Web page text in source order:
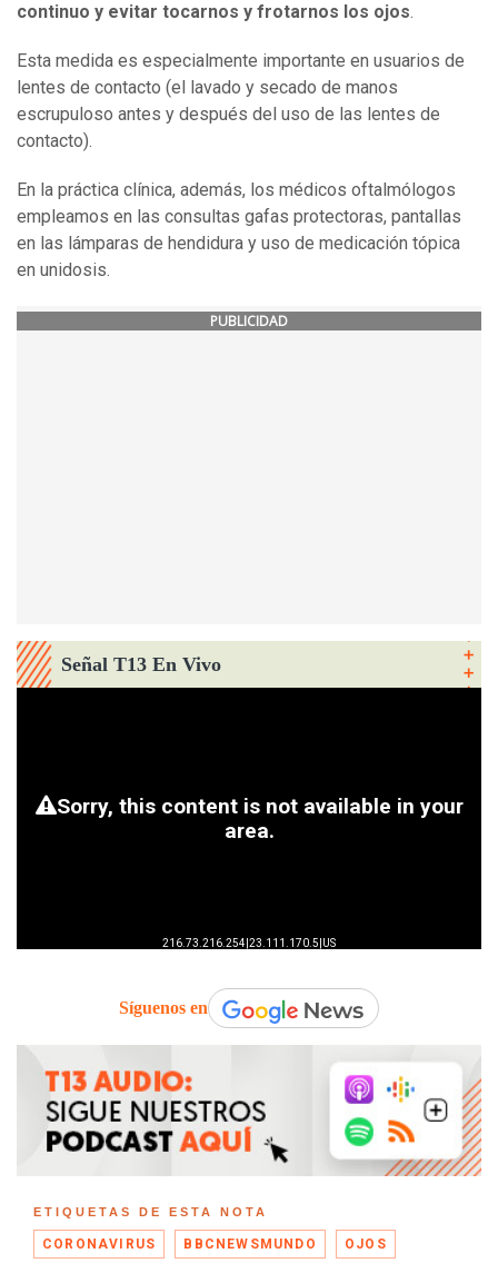
continuo y evitar tocarnos y frotarnos los ojos.
Esta medida es especialmente importante en usuarios de
lentes de contacto (el lavado y secado de manos
escrupuloso antes y después del uso de las lentes de
contacto).
En la práctica clínica, además, los médicos oftalmólogos
empleamos en las consultas gafas protectoras, pantallas
en las lámparas de hendidura y uso de medicación tópica
en unidosis.
PUBLICIDAD
Señal T13 En Vivo
Síguenos en
ETIQUETAS DE ESTA NOTA
CORONAVIRUS BBCNEWSMUNDO OJOS